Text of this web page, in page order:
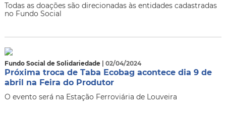
Todas as doações são direcionadas às entidades cadastradas
no Fundo Social
Fundo Social de Solidariedade | 02/04/2024
Próxima troca de Taba Ecobag acontece dia 9 de
abril na Feira do Produtor
O evento será na Estação Ferroviária de Louveira